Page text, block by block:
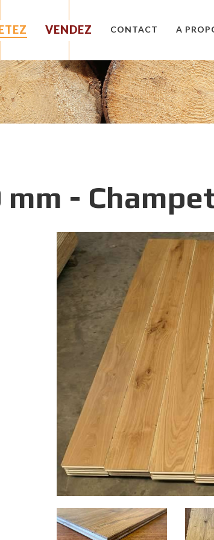
DE CHARPENTE
MASSIF EXOTIQUE
FEUILLUS ET RESINEUX
EXTÉRIEURS
- PLATEAU DE TABLE
DE PRODUIT
VENDEZ
LE CONCEPT
SOUMETTRE VOTRE STOCK
CONTACT A
QUI
CGV
mm -